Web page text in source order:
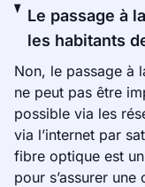
Le passage à
les habitants
Non, le passage à
ne peut pas être
possible via les
via l’internet par
fibre optique est
pour s’assurer